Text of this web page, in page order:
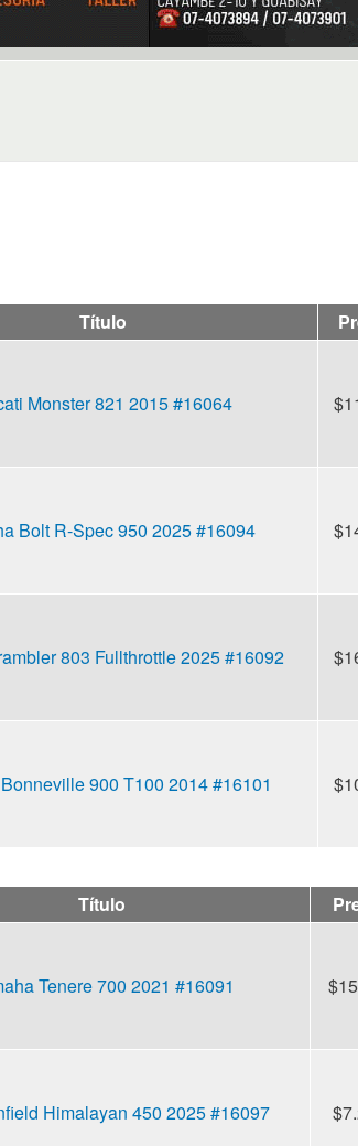
Título
Monster 821 2015 #16064
Bolt R-Spec 950 2025 #16094
803 Fullthrottle 2025 #16092
900 T100 2014 #16101
Título
Tenere 700 2021 #16091
Himalayan 450 2025 #16097